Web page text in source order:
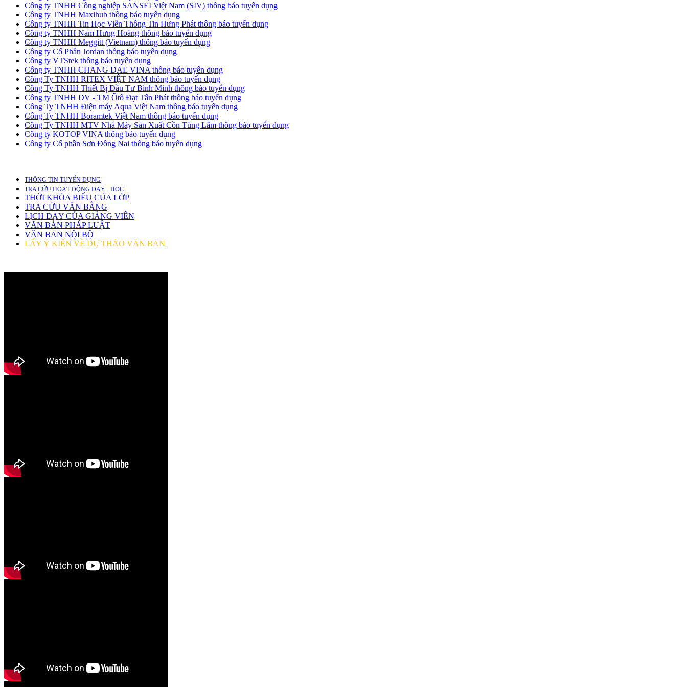
Công ty TNHH Công nghiệp SANSEI Việt Nam (SIV) thông báo tuyển dụng
Công ty TNHH Maxihub thông báo tuyển dụng
Công ty TNHH Tin Học Viễn Thông Tin Hưng Phát thông báo tuyển dụng
Công ty TNHH Nam Hưng Hoàng thông báo tuyển dụng
Công ty TNHH Meggitt (Vietnam) thông báo tuyển dụng
Công ty Cổ Phần Jordan thông báo tuyển dụng
Công ty VTStek thông báo tuyển dụng
Công ty TNHH CHANG DAE VINA thông báo tuyển dụng
Công Ty TNHH RITEX VIỆT NAM thông báo tuyển dụng
Công Ty TNHH Thiết Bị Đầu Tư Bình Minh thông báo tuyển dụng
Công ty TNHH DV - TM Ôtô Đạt Tấn Phát thông báo tuyển dụng
Công Ty TNHH Điện máy Aqua Việt Nam thông báo tuyển dụng
Công Ty TNHH Boramtek Việt Nam thông báo tuyển dụng
Công Ty TNHH MTV Nhà Máy Sản Xuất Cồn Tùng Lâm thông báo tuyển dụng
Công ty KOTOP VINA thông báo tuyển dụng
Công ty Cổ phần Sơn Đồng Nai thông báo tuyển dụng
THÔNG TIN TUYỂN DỤNG
TRA CỨU HOẠT ĐỘNG DẠY - HỌC
THỜI KHÓA BIỂU CỦA LỚP
TRA CỨU VĂN BẰNG
LỊCH DẠY CỦA GIẢNG VIÊN
VĂN BẢN PHÁP LUẬT
VĂN BẢN NỘI BỘ
LẤY Ý KIẾN VỀ DỰ THẢO VĂN BẢN